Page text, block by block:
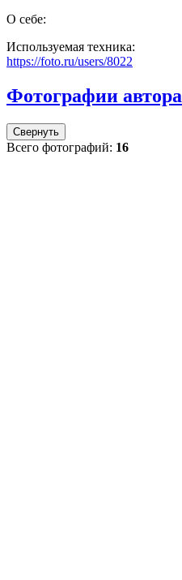
О себе:
Используемая техника:
https://foto.ru/users/8022
Фотографии автора
Свернуть
Всего фотографий: 16